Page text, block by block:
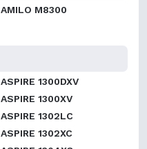
AMILO M8300
ASPIRE 1300DXV
ASPIRE 1300XV
ASPIRE 1302LC
ASPIRE 1302XC